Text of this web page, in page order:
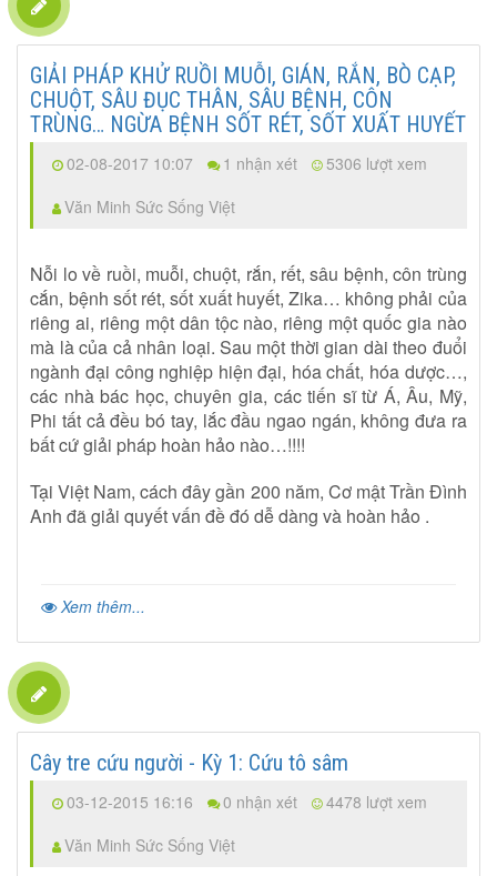
GIẢI PHÁP KHỬ RUỒI MUỖI, GIÁN, RẮN, BÒ CẠP,
CHUỘT, SÂU ĐỤC THÂN, SÂU BỆNH, CÔN
TRÙNG… NGỪA BỆNH SỐT RÉT, SỐT XUẤT HUYẾT
02-08-2017 10:07 1 nhận xét
5306 lượt xem
Văn Minh Sức Sống Việt
Nỗi lo về ruồi, muỗi, chuột, rắn, rết, sâu bệnh, côn trùng
cắn, bệnh sốt rét, sốt xuất huyết, Zika… không phải của
riêng ai, riêng một dân tộc nào, riêng một quốc gia nào
mà là của cả nhân loại. Sau một thời gian dài theo đuổi
ngành đại công nghiệp hiện đại, hóa chất, hóa dược…,
các nhà bác học, chuyên gia, các tiến sĩ từ Á, Âu, Mỹ,
Phi tất cả đều bó tay, lắc đầu ngao ngán, không đưa ra
bất cứ giải pháp hoàn hảo nào…!!!!
Tại Việt Nam, cách đây gần 200 năm, Cơ mật Trần Đình
Anh đã giải quyết vấn đề đó dễ dàng và hoàn hảo .
Xem thêm...
Cây tre cứu người - Kỳ 1: Cứu tô sâm
03-12-2015 16:16 0 nhận xét
4478 lượt xem
Văn Minh Sức Sống Việt